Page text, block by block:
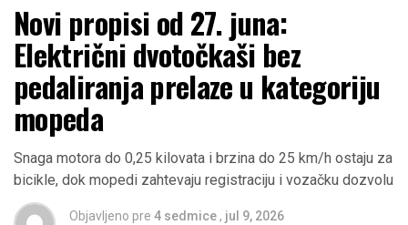
Novi propisi od 27. juna:
Električni dvotočkaši bez
pedaliranja prelaze u kategoriju
mopeda
Snaga motora do 0,25 kilovata i brzina do 25 km/h ostaju za
bicikle, dok mopedi zahtevaju registraciju i vozačku dozvolu
Objavljeno pre 4 sedmice , jul 9, 2026